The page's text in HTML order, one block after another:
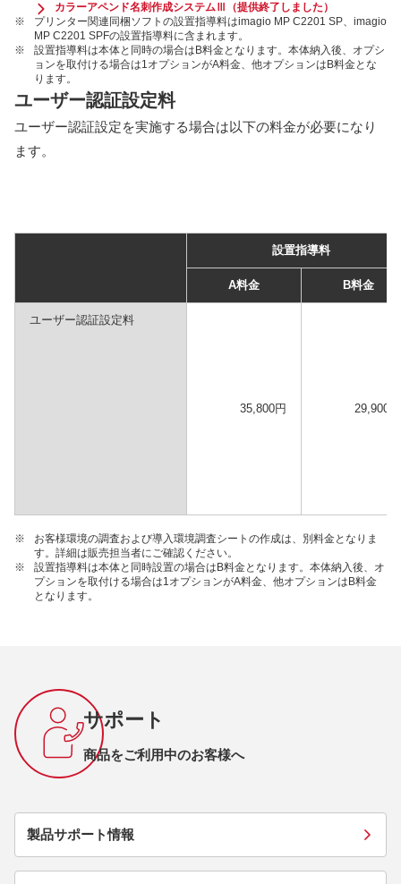
カラーアペンド名刺作成システムⅢ（提供終了しました）
※
プリンター関連同梱ソフトの設置指導料はimagio MP C2201 SP、imagio
MP C2201 SPFの設置指導料に含まれます。
※
設置指導料は本体と同時の場合はB料金となります。本体納入後、オプシ
ョンを取付ける場合は1オプションがA料金、他オプションはB料金とな
ります。
ユーザー認証設定料
ユーザー認証設定を実施する場合は以下の料金が必要になり
ます。
設置指導料
A料金 B料金
ユーザー認証設定料
35,800円 29,900円
※
お客様環境の調査および導入環境調査シートの作成は、別料金となりま
す。詳細は販売担当者にご確認ください。
※
設置指導料は本体と同時設置の場合はB料金となります。本体納入後、オ
プションを取付ける場合は1オプションがA料金、他オプションはB料金
となります。
サポート
商品をご利用中のお客様へ
製品サポート情報